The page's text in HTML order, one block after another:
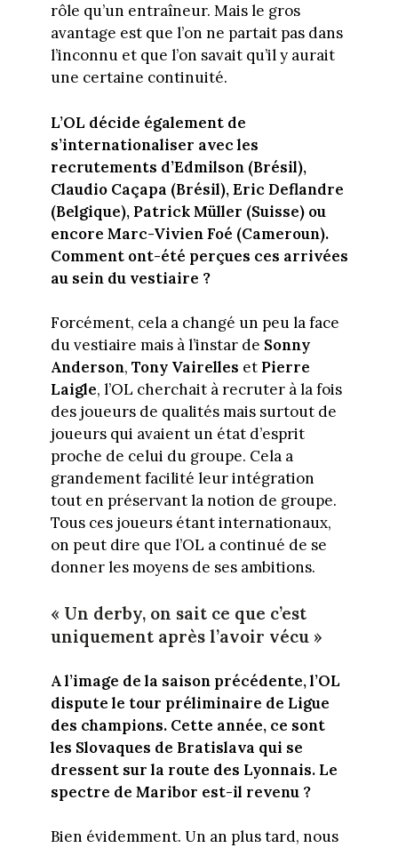
rôle qu’un entraîneur. Mais le gros
avantage est que l’on ne partait pas dans
l’inconnu et que l’on savait qu’il y aurait
une certaine continuité.
L’OL décide également de
s’internationaliser avec les
recrutements d’Edmilson (Brésil),
Claudio Caçapa (Brésil), Eric Deflandre
(Belgique), Patrick Müller (Suisse) ou
encore Marc-Vivien Foé (Cameroun).
Comment ont-été perçues ces arrivées
au sein du vestiaire ?
Forcément, cela a changé un peu la face
du vestiaire mais à l’instar de Sonny
Anderson, Tony Vairelles et Pierre
Laigle, l’OL cherchait à recruter à la fois
des joueurs de qualités mais surtout de
joueurs qui avaient un état d’esprit
proche de celui du groupe. Cela a
grandement facilité leur intégration
tout en préservant la notion de groupe.
Tous ces joueurs étant internationaux,
on peut dire que l’OL a continué de se
donner les moyens de ses ambitions.
« Un derby, on sait ce que c’est
uniquement après l’avoir vécu »
A l’image de la saison précédente, l’OL
dispute le tour préliminaire de Ligue
des champions. Cette année, ce sont
les Slovaques de Bratislava qui se
dressent sur la route des Lyonnais. Le
spectre de Maribor est-il revenu ?
Bien évidemment. Un an plus tard, nous